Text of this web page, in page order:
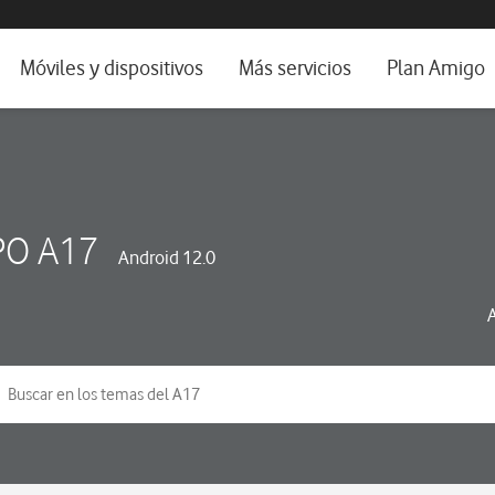
e idioma
Móviles y dispositivos Más servicios Plan Amigo
A17 Android 12.0